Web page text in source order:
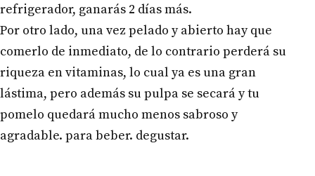
refrigerador, ganarás 2 días más.
Por otro lado, una vez pelado y abierto hay que
comerlo de inmediato, de lo contrario perderá su
riqueza en vitaminas, lo cual ya es una gran
lástima, pero además su pulpa se secará y tu
pomelo quedará mucho menos sabroso y
agradable. para beber. degustar.